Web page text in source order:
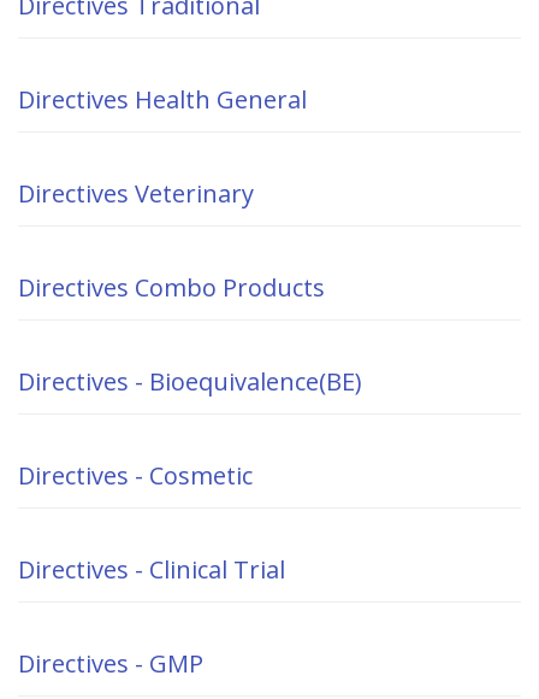
Directives Health General
Directives Veterinary
Directives Combo Products
Directives - Bioequivalence(BE)
Directives - Cosmetic
Directives - Clinical Trial
Directives - GMP